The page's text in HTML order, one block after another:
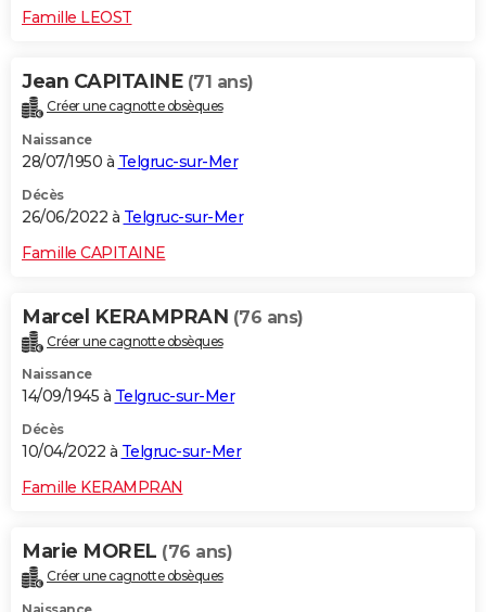
Famille LEOST
Jean CAPITAINE (71 ans)
Créer une cagnotte obsèques
Naissance
28/07/1950 à Telgruc-sur-Mer
Décès
26/06/2022 à Telgruc-sur-Mer
Famille CAPITAINE
Marcel KERAMPRAN (76 ans)
Créer une cagnotte obsèques
Naissance
14/09/1945 à Telgruc-sur-Mer
Décès
10/04/2022 à Telgruc-sur-Mer
Famille KERAMPRAN
Marie MOREL (76 ans)
Créer une cagnotte obsèques